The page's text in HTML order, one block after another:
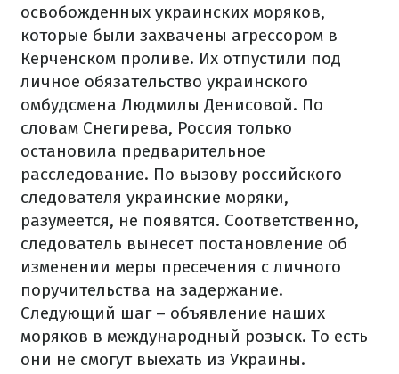
освобожденных украинских моряков,
которые были захвачены агрессором в
Керченском проливе. Их отпустили под
личное обязательство украинского
омбудсмена Людмилы Денисовой. По
словам Снегирева, Россия только
остановила предварительное
расследование. По вызову российского
следователя украинские моряки,
разумеется, не появятся. Соответственно,
следователь вынесет постановление об
изменении меры пресечения с личного
поручительства на задержание.
Следующий шаг – объявление наших
моряков в международный розыск. То есть
они не смогут выехать из Украины.